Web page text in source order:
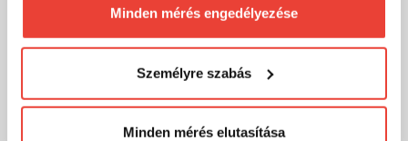
számunkra minden mérés használatát.
Természetesensoha semmilyen formában nem fogunk
megváltoztathatod a döntésed ezzel kapcsolatban.
Előre is köszönjük!
Minden mérés engedélyezése
Személyre szabás
Minden mérés elutasítása